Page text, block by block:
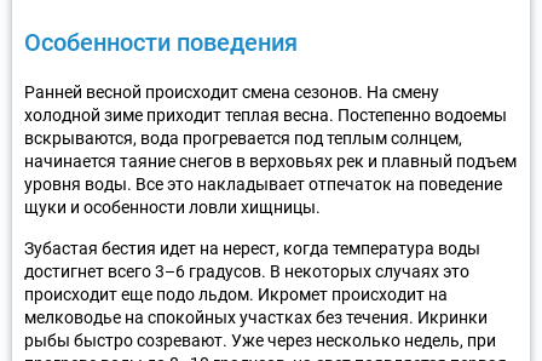
Особенности поведения
Ранней весной происходит смена сезонов. На смену
холодной зиме приходит теплая весна. Постепенно водоемы
вскрываются, вода прогревается под теплым солнцем,
начинается таяние снегов в верховьях рек и плавный подъем
уровня воды. Все это накладывает отпечаток на поведение
щуки и особенности ловли хищницы.
Зубастая бестия идет на нерест, когда температура воды
достигнет всего 3–6 градусов. В некоторых случаях это
происходит еще подо льдом. Икромет происходит на
мелководье на спокойных участках без течения. Икринки
рыбы быстро созревают. Уже через несколько недель, при